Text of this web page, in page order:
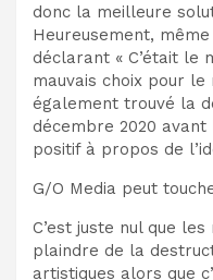
donc la meilleure
Heureusement,
déclarant « C’était le
mauvais choix pour le
également trouvé la
décembre 2020
positifà propos de
G/O Media peut
C’est juste nul que
plaindre de la
artistiques alors que